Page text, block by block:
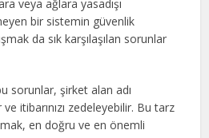
veya ağlara yasadışı
bir sistemin güvenlik
da sık karşılaşılan sorunlar
sorunlar, şirket alan adı
itibarınızı zedeleyebilir. Bu tarz
en doğru ve en önemli